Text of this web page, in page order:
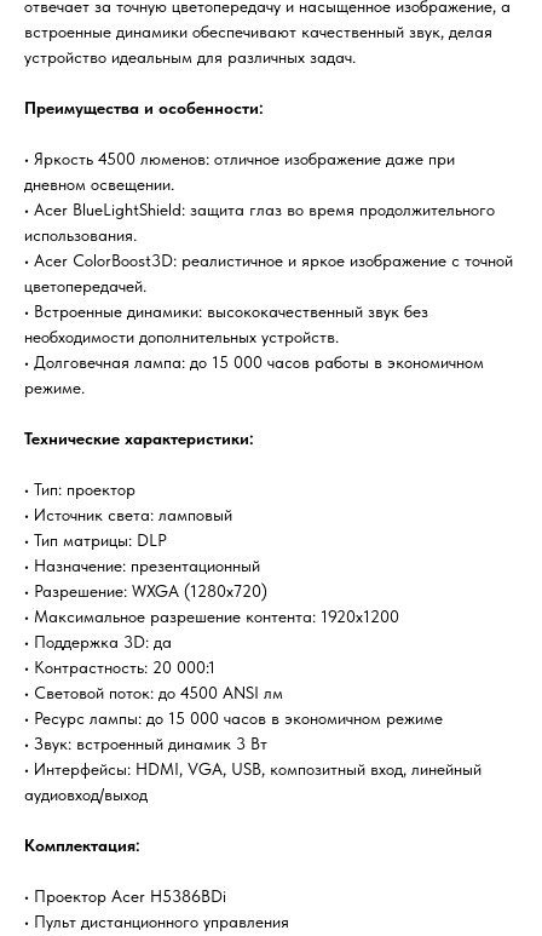
отвечает за точную цветопередачу и насыщенное изображение, а
встроенные динамики обеспечивают качественный звук, делая
устройство идеальным для различных задач.
Преимущества и особенности:
• Яркость 4500 люменов: отличное изображение даже при
дневном освещении.
• Acer BlueLightShield: защита глаз во время продолжительного
использования.
• Acer ColorBoost3D: реалистичное и яркое изображение с точной
цветопередачей.
• Встроенные динамики: высококачественный звук без
необходимости дополнительных устройств.
• Долговечная лампа: до 15 000 часов работы в экономичном
режиме.
Технические характеристики:
• Тип: проектор
• Источник света: ламповый
• Тип матрицы: DLP
• Назначение: презентационный
• Разрешение: WXGA (1280x720)
• Максимальное разрешение контента: 1920x1200
• Поддержка 3D: да
• Контрастность: 20 000:1
• Световой поток: до 4500 ANSI лм
• Ресурс лампы: до 15 000 часов в экономичном режиме
• Звук: встроенный динамик 3 Вт
• Интерфейсы: HDMI, VGA, USB, композитный вход, линейный
аудиовход/выход
Комплектация:
• Проектор Acer H5386BDi
• Пульт дистанционного управления